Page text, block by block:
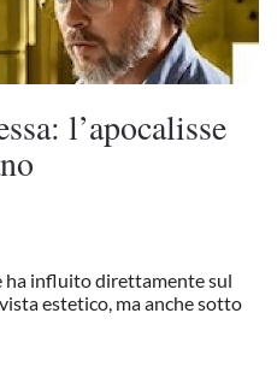
l’apocalisse
ha influito direttamente sul
estetico, ma anche sotto